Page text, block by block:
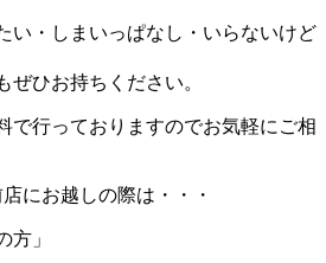
い・しまいっぱなし・いらないけど
ぜひお持ちください。
で行っておりますのでお気軽にご相
にお越しの際は・・・
方」